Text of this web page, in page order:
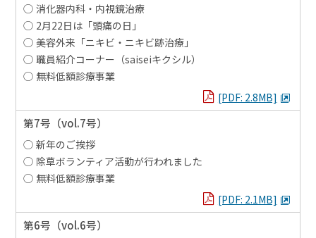
消化器内科・内視鏡治療
2月22日は「頭痛の日」
美容外来「ニキビ・ニキビ跡治療」
職員紹介コーナー（saiseiキクシル）
無料低額診療事業
PDFを見る
[PDF: 2.8MB]
第7号 （vol.7号）
新年のご挨拶
除草ボランティア活動が行われました
無料低額診療事業
PDFを見る
[PDF: 2.1MB]
第6号 （vol.6号）